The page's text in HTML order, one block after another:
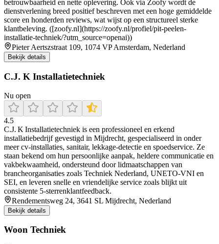
betrouwbaarheid en nette oplevering. Ook via Zoofy wordt de
dienstverlening breed positief beschreven met een hoge gemiddelde
score en honderden reviews, wat wijst op een structureel sterke
klantbeleving. ([zoofy.nl](https://zoofy.nl/profiel/pit-peelen-
installatie-techniek/?utm_source=openai))
Pieter Aertszstraat 109, 1074 VP Amsterdam, Nederland
Bekijk details
C.J. K Installatietechniek
Nu open
4.5
C.J. K Installatietechniek is een professioneel en erkend
installatiebedrijf gevestigd in Mijdrecht, gespecialiseerd in onder
meer cv‑installaties, sanitair, lekkage‑detectie en spoedservice. Ze
staan bekend om hun persoonlijke aanpak, heldere communicatie en
vakbekwaamheid, ondersteund door lidmaatschappen van
brancheorganisaties zoals Techniek Nederland, UNETO‑VNI en
SEI, en leveren snelle en vriendelijke service zoals blijkt uit
consistente 5‑sterrenklantfeedback.
Rendementsweg 24, 3641 SL Mijdrecht, Nederland
Bekijk details
Woon Techniek